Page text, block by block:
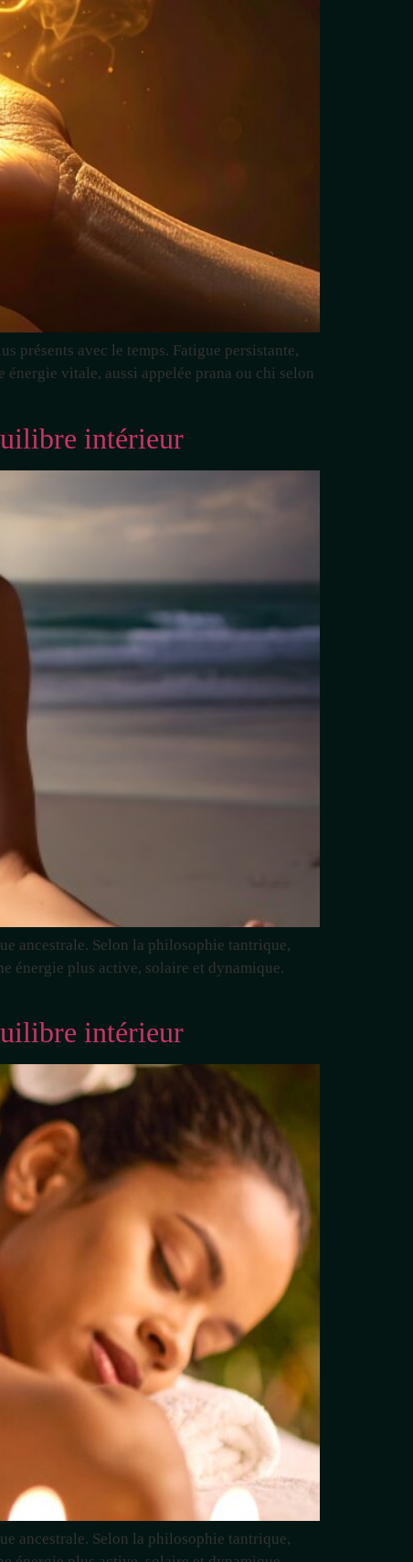
présents avec le temps. Fatigue persistante,
vitale, aussi appelée prana ou chi selon
intérieur
ancestrale. Selon la philosophie tantrique,
énergie plus active, solaire et dynamique.
intérieur
ancestrale. Selon la philosophie tantrique,